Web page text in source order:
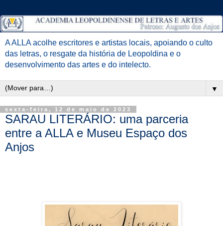
A ALLA acolhe escritores e artistas locais, apoiando o culto
das letras, o resgate da história de Leopoldina e o
desenvolvimento das artes e do intelecto.
▼
sexta-feira, 12 de maio de 2023
SARAU LITERÁRIO: uma parceria
entre a ALLA e Museu Espaço dos
Anjos